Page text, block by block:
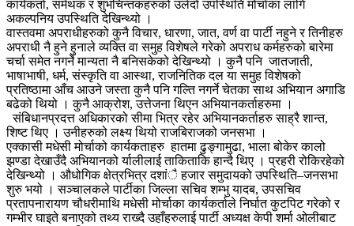
कार्यकर्ता, सर्मथक र शुभचिन्तकहरुको उर्लदो उपस्थिति मोर्चाका लागि
अकल्पनिय उपस्थिति देखिन्थ्यो ।
वास्तवमा अपराधीहरुको कुनै विचार, धारणा, जात, वर्ण वा पार्टी नहुने र तिनीहरु
अपराधी नै हुने हुनाले व्यक्ति वा समुह विशेषले गरेको अपराध कर्महरुको बारेमा
चर्चा समेत नगर्ने मान्यता नै बनिसकेको देखिन्थ्यो । कुनै पनि जातजाती,
भाषाभाषी, धर्म, संस्कृति वा आस्था, राजनितिक दल या समुह विशेषको
प्रतिष्ठामा आँच आउने जस्ता कुनै पनि गल्ति नगर्ने चेतका साथ अभियान अगाडि
बढेको थियो । कुनै आक्रोश, उत्तेजना थिएन अभियानकर्ताहरुमा ।
संबिधानप्रदत्त अधिकारको सीमा भित्र रहेर अभियानकर्ताहरु साह्रै शान्त,
शिष्ट थिए । उनीहरुको लक्ष्य थियो राजबिराजको जनसभा ।
एक्कासी मधेसी मोर्चाको कार्यकताहरु हातमा ढुङ्गामुढा, भाला बोकेर कालो
झण्डा देखाउँदै अभियानको र्यालीलाई ताकिताकि हान्दै थिए । प्रहरी रोकिरहेको
देखिन्थ्यो । औधोगिक क्षेत्रभित्र दशांै हजार समुदायको उपस्थिति–जनसभा
शुरु भयो । सञ्चालकले पार्टीका जिल्ला सचिव शम्भु यादब, उपसचिव
प्रतापनारायण चौधरीमाथि मधेसी मोर्चाका कार्यकर्ताले निर्घात कुटपिट गरेको र
गम्भीर घाइते बनाएको तथ्य राख्दै उहाँहरुलाई पार्टी अध्यक्ष केपी शर्मा ओलीबाट